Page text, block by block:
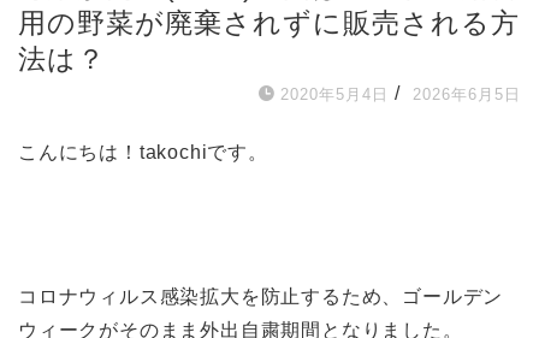
用の野菜が廃棄されずに販売される方
法は？
2020年5月4日 / 2026年6月5日
こんにちは！takochiです。
コロナウィルス感染拡大を防止するため、ゴールデン
ウィークがそのまま外出自粛期間となりました。